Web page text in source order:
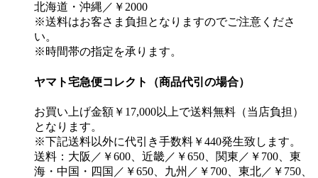
北海道・沖縄／￥2000
※送料はお客さま負担となりますのでご注意くださ
い。
※時間帯の指定を承ります。
ヤマト宅急便コレクト（商品代引の場合）
お買い上げ金額￥17,000以上で送料無料（当店負担）
となります。
※下記送料以外に代引き手数料￥440発生致します。
送料：大阪／￥600、近畿／￥650、関東／￥700、東
海・中国・四国／￥650、九州／￥700、東北／￥750、